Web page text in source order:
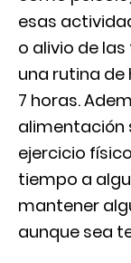
esas
o alivio de
una rutina
7 horas.
alimentación
ejercicio
tiempo a
mantener
aunque sea